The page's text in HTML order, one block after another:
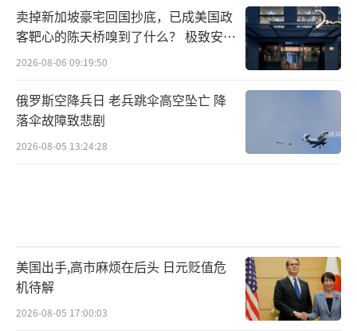
装备成本，确实远强于美国空军仍然执着的全
有人模式。而最让美国人绝望的是，由于国内
公布技术理念的时间节点，是在B-21首飞之
后，所以美国空军已经没有临时掉头的机会
了。
卖掉新加坡豪宅回国抄底，已成美国政
客靶心的陈天桥嗅到了什么？ 极致安全
的追寻
2026-08-06 09:19:50
俄罗斯空降兵日 老兵跳伞高空坠亡 降
落伞故障致悲剧
2026-08-05 13:24:28
美国出手,高市麻烦在后头 日元贬值危
机待解
2026-08-05 17:00:03